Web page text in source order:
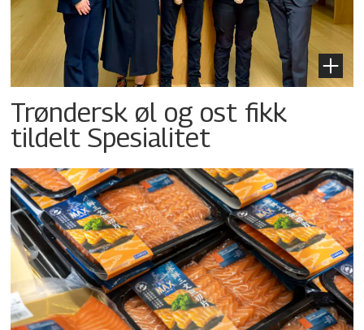
Trøndersk øl og ost fikk
tildelt Spesialitet